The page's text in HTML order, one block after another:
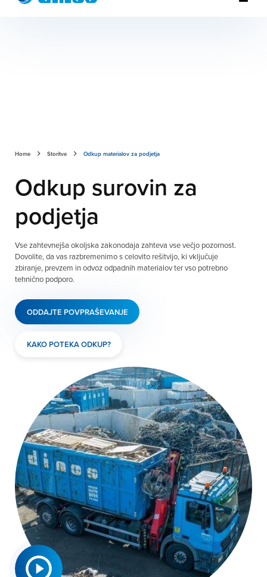
Home Storitve Odkup materialov za podjetja
Odkup surovin za
podjetja
Vse zahtevnejša okoljska zakonodaja zahteva vse večjo pozornost.
Dovolite, da vas razbremenimo s celovito rešitvijo, ki vključuje
zbiranje, prevzem in odvoz odpadnih materialov ter vso potrebno
tehnično podporo.
ODDAJTE POVPRAŠEVANJE
KAKO POTEKA ODKUP?